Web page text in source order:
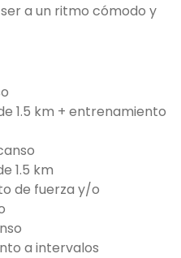
a un ritmo cómodo y
1.5 km + entrenamiento
1.5 km
de fuerza y/o
a intervalos